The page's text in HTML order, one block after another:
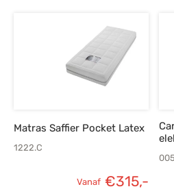
Matras Saffier Pocket Latex
1222.C
Vanaf €315,-